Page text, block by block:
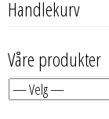
Handlekurv
Våre produkter